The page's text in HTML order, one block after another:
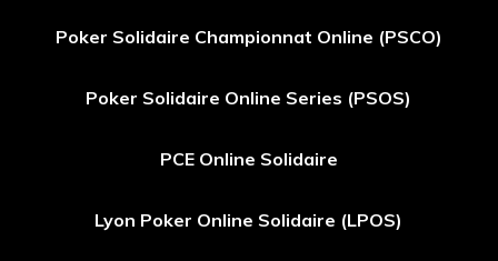
Poker Solidaire Championnat Online (PSCO)
Poker Solidaire Online Series (PSOS)
PCE Online Solidaire
Lyon Poker Online Solidaire (LPOS)